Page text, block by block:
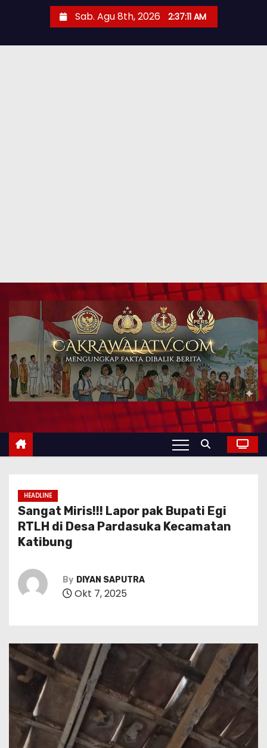
Sab. Agu 8th, 2026 2:37:13 AM
HEADLINE
Sangat Miris!!! Lapor pak Bupati Egi
RTLH di Desa Pardasuka Kecamatan
Katibung
By DIYAN SAPUTRA
Okt 7, 2025